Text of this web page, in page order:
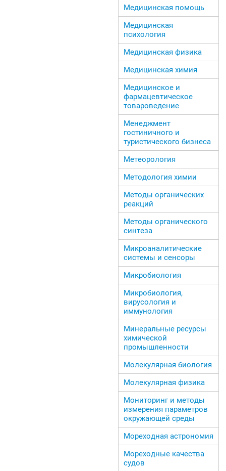
Медицинская помощь
Медицинская
психология
Медицинская физика
Медицинская химия
Медицинское и
фармацевтическое
товароведение
Менеджмент
гостиничного и
туристического бизнеса
Метеорология
Методология химии
Методы органических
реакций
Методы органического
синтеза
Микроаналитические
системы и сенсоры
Микробиология
Микробиология,
вирусология и
иммунология
Минеральные ресурсы
химической
промышленности
Молекулярная биология
Молекулярная физика
Мониторинг и методы
измерения параметров
окружающей среды
Мореходная астрономия
Мореходные качества
судов